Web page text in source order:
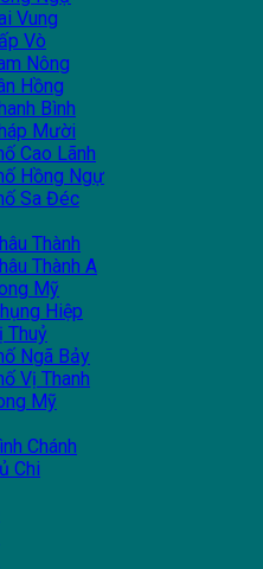
Vung
Vò
Nông
Hồng
Bình
Mười
Cao Lãnh
Hồng Ngự
Sa Đéc
Thành
Thành A
Mỹ
Hiệp
Thuỷ
Ngã Bảy
Vị Thanh
Mỹ
Chánh
Chi